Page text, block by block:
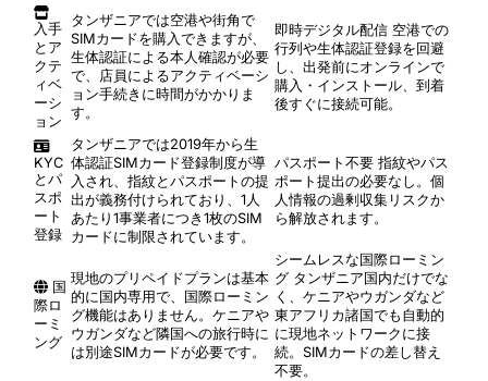
入手
とア
クテ
ィベ
ーシ
ョン
タンザニアでは空港や街角で
SIMカードを購入できますが、
生体認証による本人確認が必要
で、店員によるアクティベーシ
ョン手続きに時間がかかりま
す。
即時デジタル配信 空港での
行列や生体認証登録を回避
し、出発前にオンラインで
購入・インストール、到着
後すぐに接続可能。
KYC
とパ
スポ
ート
登録
タンザニアでは2019年から生
体認証SIMカード登録制度が導
入され、指紋とパスポートの提
出が義務付けられており、1人
あたり1事業者につき1枚のSIM
カードに制限されています。
パスポート不要 指紋やパス
ポート提出の必要なし。個
人情報の過剰収集リスクか
ら解放されます。
国
際ロ
ーミ
ング
現地のプリペイドプランは基本
的に国内専用で、国際ローミン
グ機能はありません。ケニアや
ウガンダなど隣国への旅行時に
は別途SIMカードが必要です。
シームレスな国際ローミン
グ タンザニア国内だけでな
く、ケニアやウガンダなど
東アフリカ諸国でも自動的
に現地ネットワークに接
続。SIMカードの差し替え
不要。